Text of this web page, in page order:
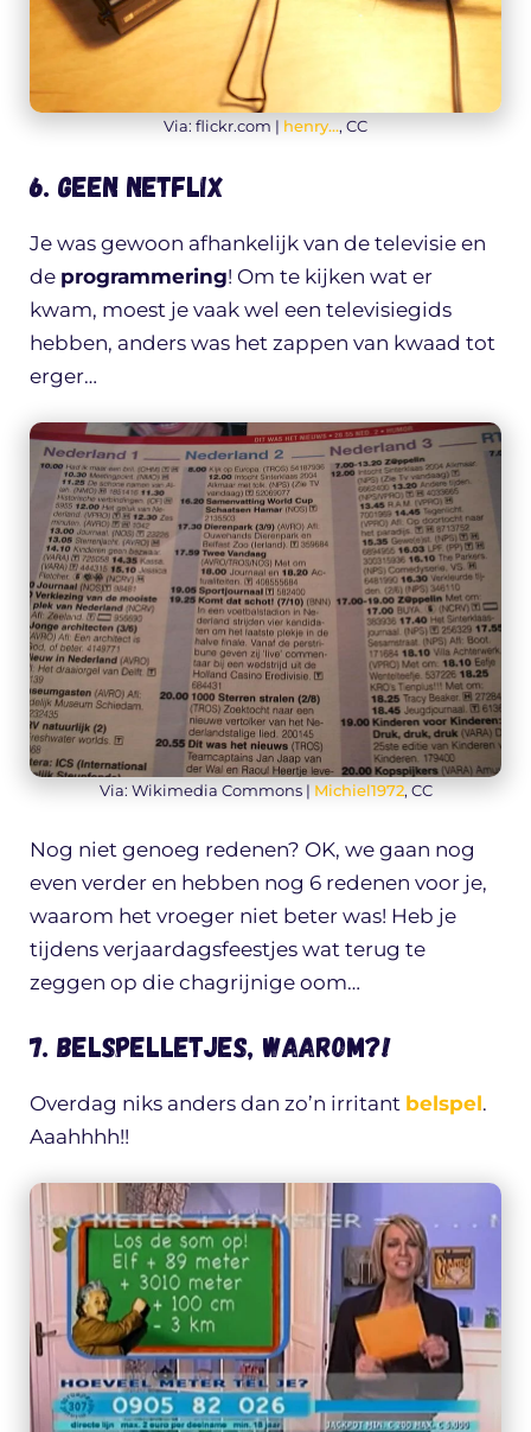
Via: flickr.com | henry…, CC
6. Geen Netflix
Je was gewoon afhankelijk van de televisie en
de programmering! Om te kijken wat er
kwam, moest je vaak wel een televisiegids
hebben, anders was het zappen van kwaad tot
erger…
Via: Wikimedia Commons | Michiel1972, CC
Nog niet genoeg redenen? OK, we gaan nog
even verder en hebben nog 6 redenen voor je,
waarom het vroeger niet beter was! Heb je
tijdens verjaardagsfeestjes wat terug te
zeggen op die chagrijnige oom…
7. Belspelletjes, waarom?!
Overdag niks anders dan zo’n irritant belspel.
Aaahhhh!!